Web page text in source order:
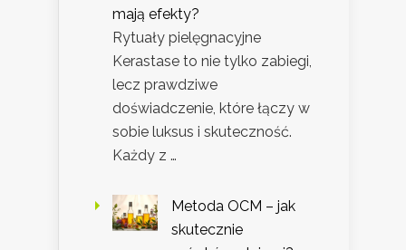
mają efekty?
Rytuały pielęgnacyjne
Kerastase to nie tylko zabiegi,
lecz prawdziwe
doświadczenie, które łączy w
sobie luksus i skuteczność.
Każdy z …
Metoda OCM – jak
skutecznie